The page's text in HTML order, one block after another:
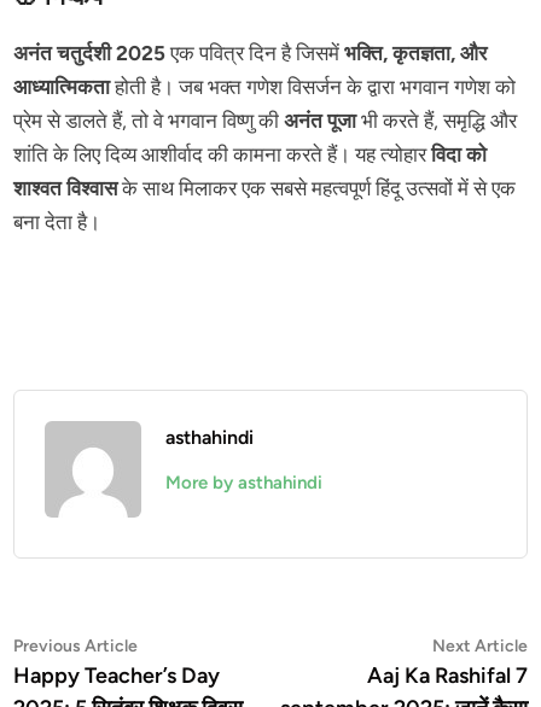
अनंत चतुर्दशी 2025एक पवित्र दिन है जिसमेंभक्ति, कृतज्ञता, और
आध्यात्मिकताहोती है। जब भक्त गणेश विसर्जन के द्वारा भगवान गणेश को
प्रेम से डालते हैं, तो वे भगवान विष्णु कीअनंत पूजाभी करते हैं, समृद्धि और
शांति के लिए दिव्य आशीर्वाद की कामना करते हैं। यह त्योहारविदा को
शाश्वत विश्वासके साथ मिलाकर एक सबसे महत्वपूर्ण हिंदू उत्सवों में से एक
बना देता है।
asthahindi
More by asthahindi
Post
navigation
Previous ArticlePrevious
article:
Happy Teacher’s Day
Next Article
Aaj Ka Rashifal 7